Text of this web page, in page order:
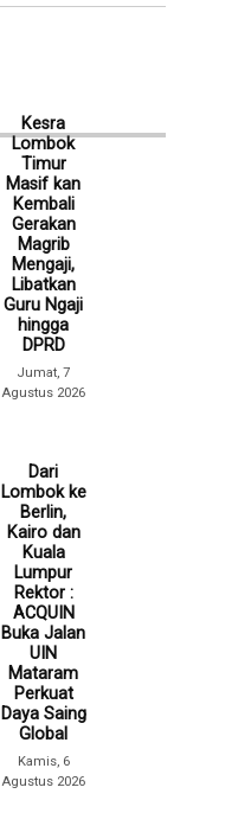
Kesra
Lombok
Timur
Masif kan
Kembali
Gerakan
Magrib
Mengaji,
Libatkan
Guru Ngaji
hingga
DPRD
Jumat, 7
Agustus 2026
Dari
Lombok ke
Berlin,
Kairo dan
Kuala
Lumpur
Rektor :
ACQUIN
Buka Jalan
UIN
Mataram
Perkuat
Daya Saing
Global
Kamis, 6
Agustus 2026